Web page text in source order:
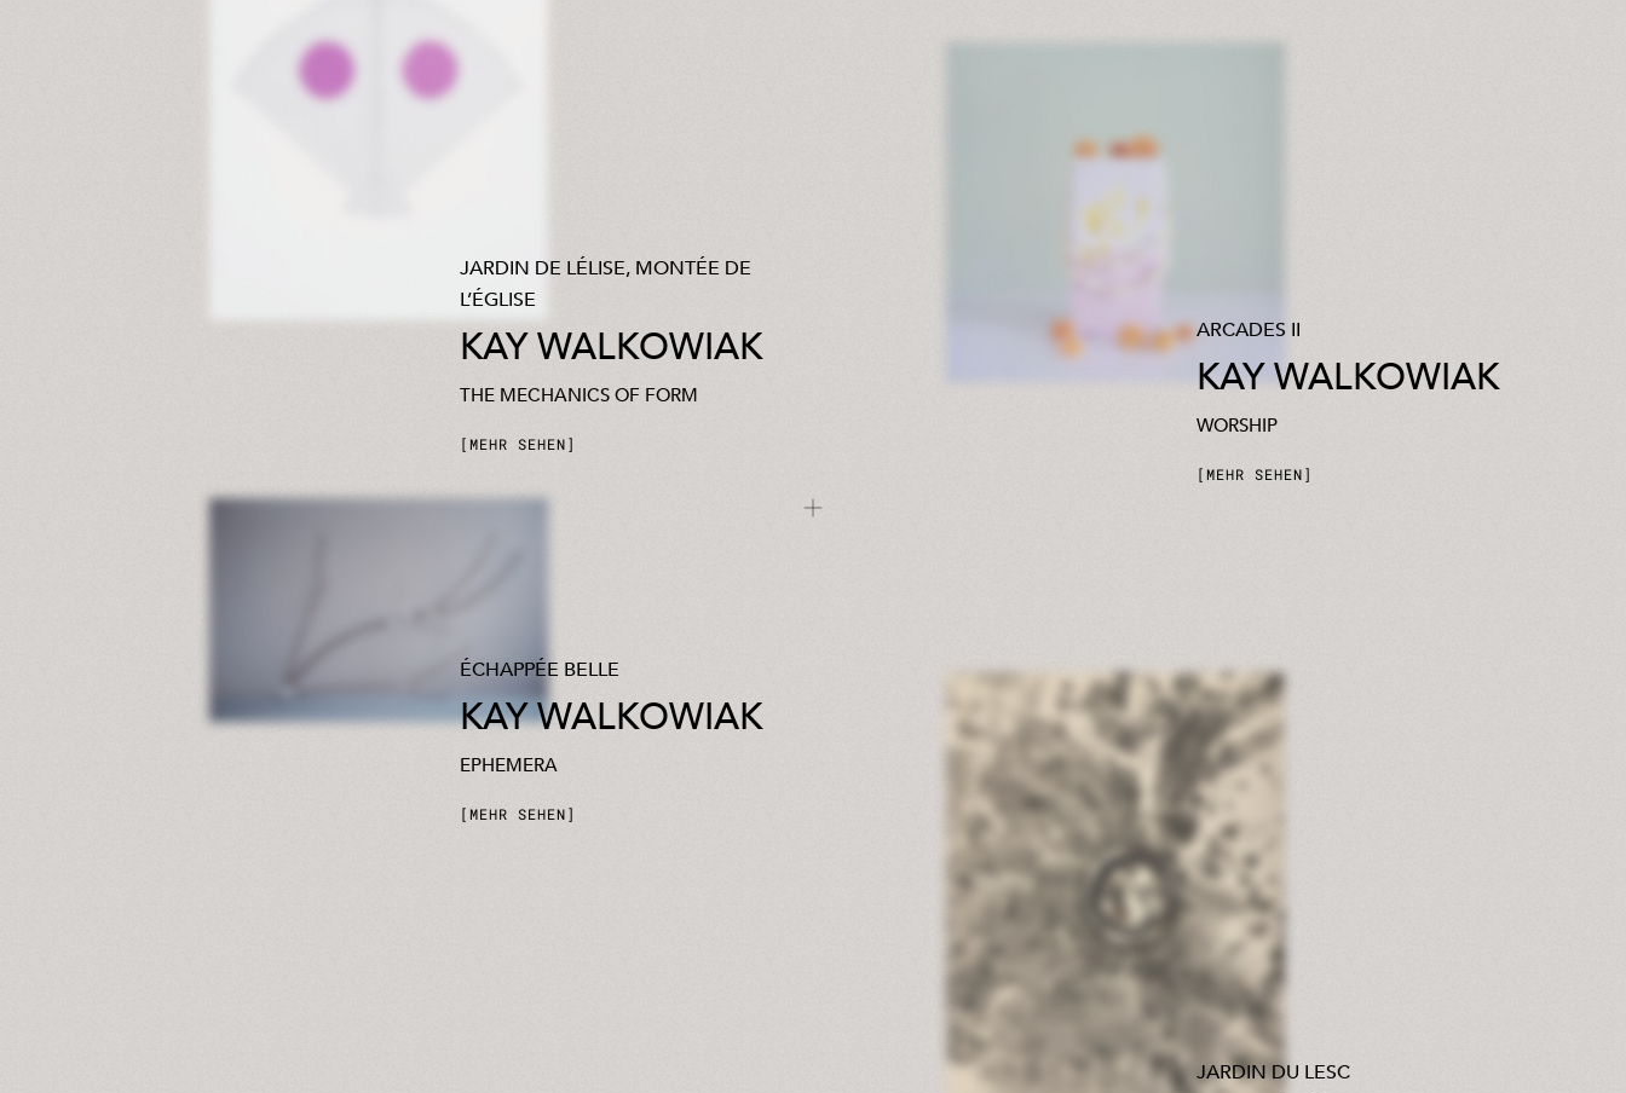
JARDIN DE LÉLISE, MONTÉE DE
L’ÉGLISE
KAY WALKOWIAK
THE MECHANICS OF FORM
MEHR SEHEN
ARCADES II
KAY WALKOWIAK
WORSHIP
MEHR SEHEN
ÉCHAPPÉE BELLE
KAY WALKOWIAK
EPHEMERA
MEHR SEHEN
JARDIN DU LESC